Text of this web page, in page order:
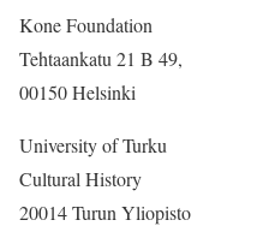
Kone Foundation
Tehtaankatu 21 B 49,
00150 Helsinki
University of Turku
Cultural History
20014 Turun Yliopisto